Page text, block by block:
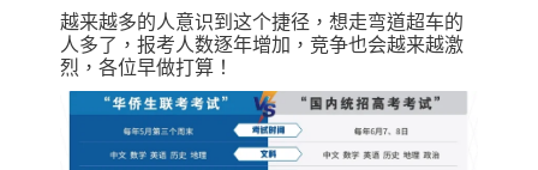
越来越多的人意识到这个捷径，想走弯道超车的
人多了，报考人数逐年增加，竞争也会越来越激
烈，各位早做打算！